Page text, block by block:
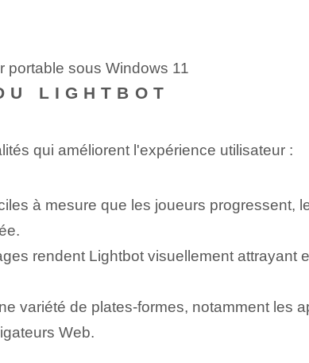
portable sous Windows 11
LIGHTBOT
qui améliorent l'expérience utilisateur :
à mesure que les joueurs progressent,
rendent Lightbot visuellement attrayant
variété de plates-formes, notamment les
Web.